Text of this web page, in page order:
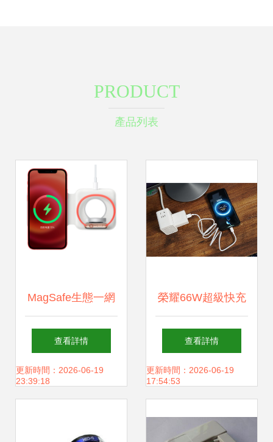
PRODUCT
產品列表
MagSafe生態一網
打盡 充電器、配件
大盤點，你想知道
查看詳情
更新時間：2026-06-19
23:39:18
榮耀66W超級快充
充電器，讓充電更
放心
查看詳情
更新時間：2026-06-19
17:54:53